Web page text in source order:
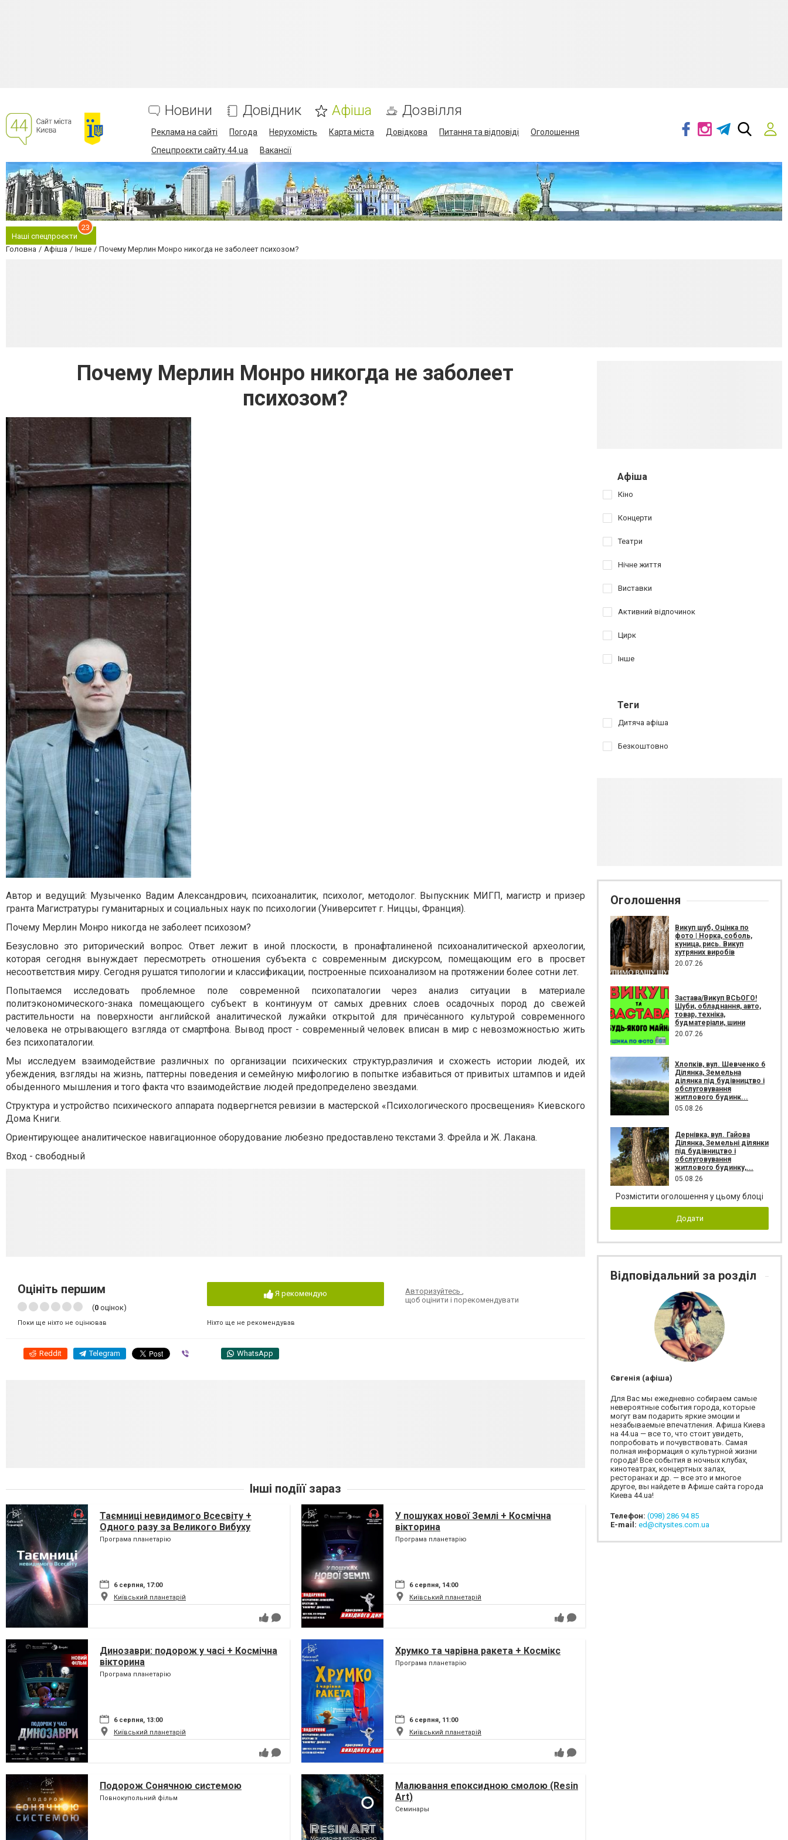
Новини Довідник Афіша Дозвілля
Реклама на сайті Погода Нерухомість Карта міста Довідкова Питання та відповіді
Оголошення
Спецпроєкти сайту 44.ua
Вакансії
Наші спецпроєкти
23
Головна Афіша Інше Почему Мерлин Монро никогда не заболеет психозом?
Почему Мерлин Монро никогда не заболеет
психозом?
Автор и ведущий: Музыченко Вадим Александрович, психоаналитик, психолог, методолог. Выпускник МИГП, магистр и призер
гранта Магистратуры гуманитарных и социальных наук по психологии (Университет г. Ниццы, Франция).
Почему Мерлин Монро никогда не заболеет психозом?
Безусловно это риторический вопрос. Ответ лежит в иной плоскости, в пронафталиненой психоаналитической археологии,
которая сегодня вынуждает пересмотреть отношения субъекта с современным дискурсом, помещающим его в просвет
несоответствия миру. Сегодня рушатся типологии и классификации, построенные психоанализом на протяжении более сотни лет.
Попытаемся исследовать проблемное поле современной психопаталогии через анализ ситуации в материале
политэкономического-знака помещающего субъект в континуум от самых древних слоев осадочных пород до свежей
растительности на поверхности английской аналитической лужайки открытой для причёсанного культурой современного
человека не отрывающего взгляда от смартфона. Вывод прост - современный человек вписан в мир с невозможностью жить
без психопаталогии.
Мы исследуем взаимодействие различных по организации психических структур,различия и схожесть истории людей, их
убеждения, взгляды на жизнь, паттерны поведения и семейную мифологию в попытке избавиться от привитых штампов и идей
обыденного мышления и того факта что взаимодействие людей предопределено звездами.
Структура и устройство психического аппарата подвергнется ревизии в мастерской «Психологического просвещения» Киевского
Дома Книги.
Ориентирующее аналитическое навигационное оборудование любезно предоставлено текстами З. Фрейла и Ж. Лакана.
Вход - свободный
Оцініть першим
(0 оцінок)
Поки ще ніхто не оцінював
Я рекомендую
Ніхто ще не рекомендував
Авторизуйтесь,
щоб оцінити і порекомендувати
Reddit Telegram WhatsApp
Інші подіїї зараз
Таємниці невидимого Всесвіту +
Одного разу за Великого Вибуху
Програма планетарію
6 серпня, 17:00
Київський планетарій
У пошуках нової Землі + Космічна
вікторина
Програма планетарію
6 серпня, 14:00
Київський планетарій
Динозаври: подорож у часі + Космічна
вікторина
Програма планетарію
6 серпня, 13:00
Київський планетарій
Хрумко та чарівна ракета + Космікс
Програма планетарію
6 серпня, 11:00
Київський планетарій
Подорож Сонячною системою
Повнокупольний фільм
Малювання епоксидною смолою (Resin
Art)
Семинары
Афіша
Кіно
Концерти
Театри
Нічне життя
Виставки
Активний відпочинок
Цирк
Інше
Теги
Дитяча афіша
Безкоштовно
Оголошення
Викуп шуб, Оцінка по
фото | Норка, соболь,
куница, рись. Викуп
хутряних виробів
20.07.26
Застава/Викуп ВСЬОГО!
Шуби, обладнання, авто,
товар, техніка,
будматеріали, шини
20.07.26
Хлопків, вул. Шевченко 6
Ділянка, Земельна
ділянка під будівництво і
обслуговування
житлового будинк...
05.08.26
Дернівка, вул. Гайова
Ділянка, Земельні ділянки
під будівництво і
обслуговування
житлового будинку,...
05.08.26
Розмістити оголошення у цьому блоці
Додати
Відповідальний за розділ
Євгенія (афіша)
Для Вас мы ежедневно собираем самые
невероятные события города, которые
могут вам подарить яркие эмоции и
незабываемые впечатления. Афиша Киева
на 44.ua — все то, что стоит увидеть,
попробовать и почувствовать. Самая
полная информация о культурной жизни
города! Все события в ночных клубах,
кинотеатрах, концертных залах,
ресторанах и др. — все это и многое
другое, вы найдете в Афише сайта города
Киева 44.ua!
Телефон: (098) 286 94 85
E-mail: ed@citysites.com.ua